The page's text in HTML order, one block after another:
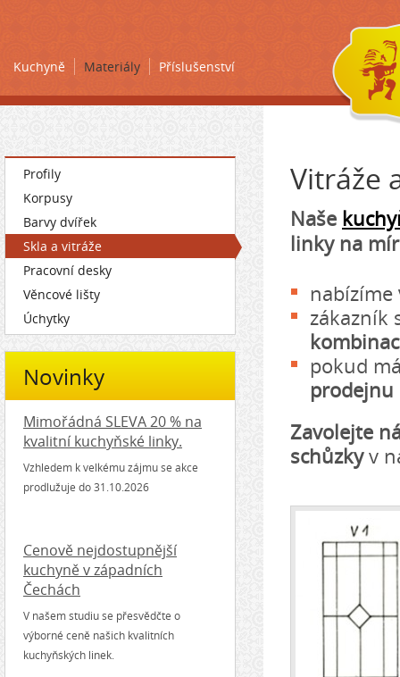
Kuchyně Materiály Příslušenství
Vitráže
Naše
linky na
nabízíme
zákazník
pokud
prodejnu
Zavolejte
schůzkyv
Profily
Korpusy
Barvy dvířek
Skla a vitráže
Pracovní desky
Věncové lišty
Úchytky
Novinky
Mimořádná SLEVA 20 % na
kvalitní kuchyňské linky.
Vzhledem k velkému zájmu se akce
prodlužuje do 31.10.2026
Cenově nejdostupnější
kuchyně v západních
Čechách
V našem studiu se přesvědčte o
výborné ceně našich kvalitních
kuchyňských linek.